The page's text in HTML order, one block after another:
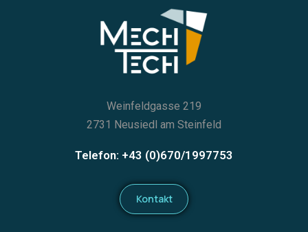
Weinfeldgasse 219
2731 Neusiedl am Steinfeld
Telefon: +43 (0)670/1997753
Kontakt